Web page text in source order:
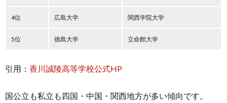
4位 広島大学 関西学院大学
5位 徳島大学 立命館大学
引用： 香川誠陵高等学校公式HP
国公立も私立も四国・中国・関西地方が多い傾向です。